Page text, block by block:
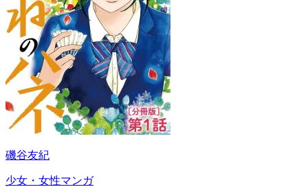
磯谷友紀
少女・女性マンガ